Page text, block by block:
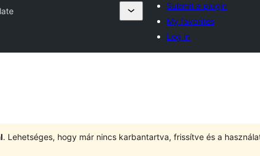
Submit a plugin
My favorites
Log in
. Lehetséges, hogy már nincs karbantartva, frissítve és a